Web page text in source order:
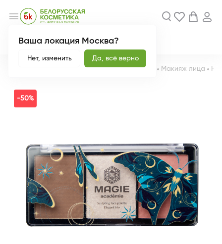
Ваша локация Москва?
Нет, изменить Да, всё верно
menu
Новинки Акции
Декоративная косметика Макияж лица
-50%